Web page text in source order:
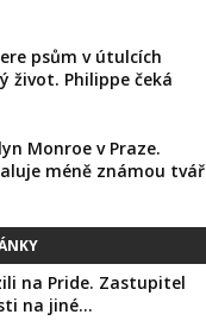
psům v útulcích
život. Philippe čeká
Monroe v Praze.
méně známou tvář
na Pride. Zastupitel
na jiné…